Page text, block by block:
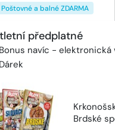
Poštovné a balné ZDARMA
předplatné
Bonus navíc - elektronická
Dárek
Brdské